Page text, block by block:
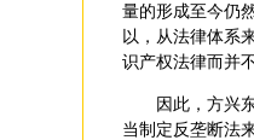
量的形成至今仍
以，从法律体系
识产权法律而并
因此，方兴东
当制定反垄断法